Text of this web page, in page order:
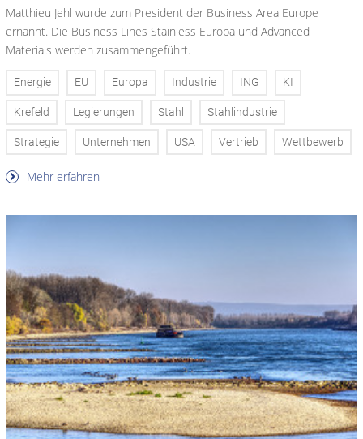
Matthieu Jehl wurde zum President der Business Area Europe
ernannt. Die Business Lines Stainless Europa und Advanced
Materials werden zusammengeführt.
Energie EU Europa Industrie ING KI
Krefeld Legierungen Stahl Stahlindustrie
Strategie Unternehmen USA Vertrieb Wettbewerb
Mehr erfahren